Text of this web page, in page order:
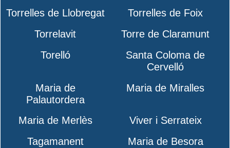
Torrelles de Llobregat
Torrelles de Foix
Torrelavit
Torre de Claramunt
Torelló
Santa Coloma de
Cervelló
Maria de
Palautordera
Maria de Miralles
Maria de Merlès
Viver i Serrateix
Tagamanent
Maria de Besora